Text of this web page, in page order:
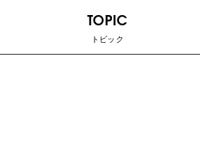
TOPIC
トピック